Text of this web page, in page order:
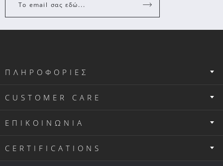
Το email σας εδώ...
ΠΛΗΡΟΦΟΡΙΕΣ
CUSTOMER CARE
ΕΠΙΚΟΙΝΩΝΙΑ
CERTIFICATIONS